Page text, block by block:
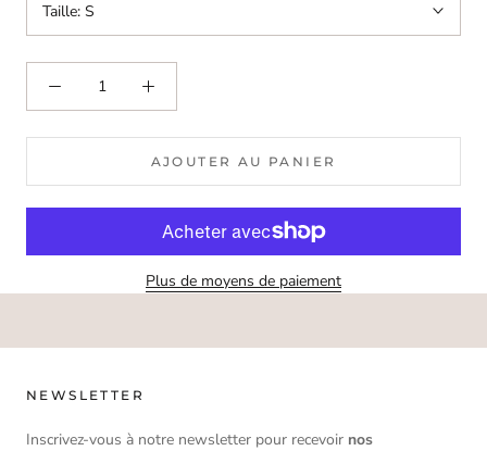
Taille: S
AJOUTER AU PANIER
Plus de moyens de paiement
NEWSLETTER
Inscrivez-vous à notre newsletter pour recevoir nos